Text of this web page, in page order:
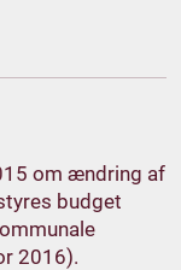
om ændring af
budget
2016).